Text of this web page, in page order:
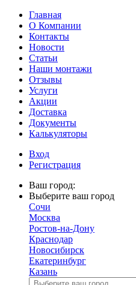
Главная
О Компании
Контакты
Новости
Статьи
Наши монтажи
Отзывы
Услуги
Акции
Доставка
Документы
Калькуляторы
Вход
Регистрация
Ваш город:
Выберите ваш город
Сочи
Москва
Ростов-на-Дону
Краснодар
Новосибирск
Екатеринбург
Казань